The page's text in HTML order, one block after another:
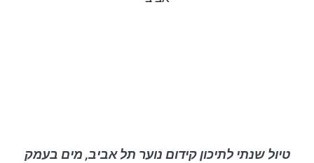
טיול שנתי לתיכון קידום נוער תל אביב, מים בעמק